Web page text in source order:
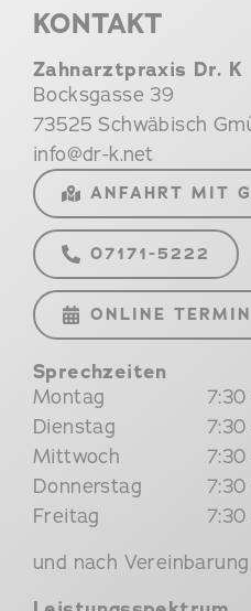
KONTAKT
Zahnarztpraxis Dr. K
Bocksgasse 39
73525 Schwäbisch
info@dr-k.net
ANFAHRT MIT
07171-5222
ONLINE TERMIN
Sprechzeiten
Montag
Dienstag
Mittwoch
Donnerstag
Freitag
und nach Vereinbarung